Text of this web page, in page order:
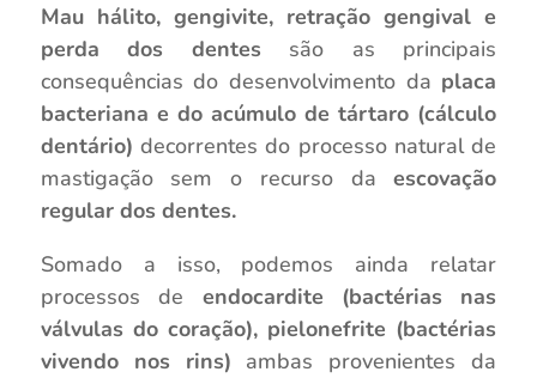
Mau hálito, gengivite, retração gengival e
perda dos dentes são as principais
consequências do desenvolvimento da placa
bacteriana e do acúmulo de tártaro (cálculo
dentário) decorrentes do processo natural de
mastigação sem o recurso daescovação
regular dos dentes.
Somado a isso, podemos ainda relatar
processos de endocardite (bactérias nas
válvulas do coração), pielonefrite (bactérias
vivendo nos rins) ambas provenientes da